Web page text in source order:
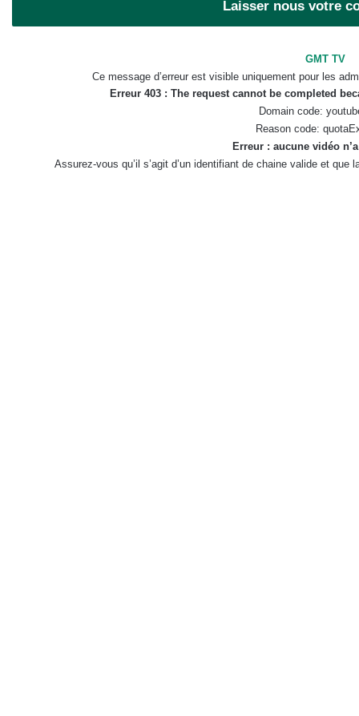
Laisser nous votre
GMT TV
Ce message d’erreur est visible uniquement pour les
Erreur 403 : The request cannot be completed
Domain code:
Reason code:
Erreur : aucune vidéo
Assurez-vous qu’il s’agit d’un identifiant de chaine valide et